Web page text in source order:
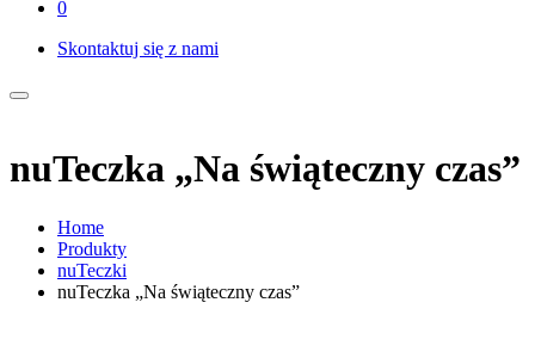
0
Skontaktuj się z nami
nuTeczka „Na świąteczny czas”
Home
Produkty
nuTeczki
nuTeczka „Na świąteczny czas”